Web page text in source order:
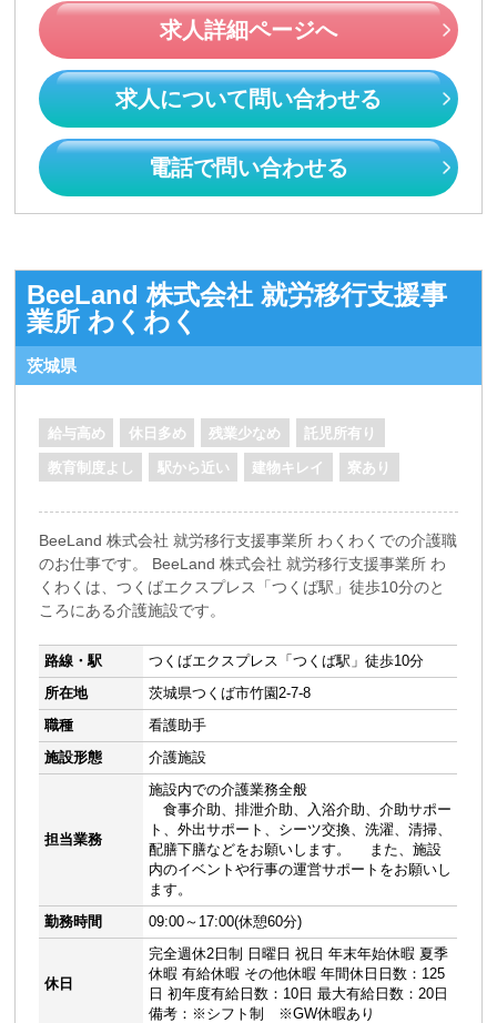
求人詳細ページへ
求人について問い合わせる
電話で問い合わせる
BeeLand 株式会社 就労移行支援事
業所 わくわく
茨城県
給与高め 休日多め 残業少なめ 託児所有り
教育制度よし 駅から近い 建物キレイ 寮あり
BeeLand 株式会社 就労移行支援事業所 わくわくでの介護職
のお仕事です。 BeeLand 株式会社 就労移行支援事業所 わ
くわくは、つくばエクスプレス「つくば駅」徒歩10分のと
ころにある介護施設です。
路線・駅
つくばエクスプレス「つくば駅」徒歩10分
所在地
茨城県つくば市竹園2-7-8
職種
看護助手
施設形態
介護施設
担当業務
施設内での介護業務全般
食事介助、排泄介助、入浴介助、介助サポー
ト、外出サポート、シーツ交換、洗濯、清掃、
配膳下膳などをお願いします。 また、施設
内のイベントや行事の運営サポートをお願いし
ます。
勤務時間
09:00～17:00(休憩60分)
休日
完全週休2日制 日曜日 祝日 年末年始休暇 夏季
休暇 有給休暇 その他休暇 年間休日日数：125
日 初年度有給日数：10日 最大有給日数：20日
備考：※シフト制 ※GW休暇あり